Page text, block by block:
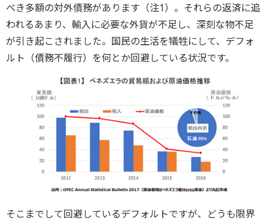
べき多額の対外債務があります（注1）。それらの返済に追
われるあまり、輸入に必要な外貨が不足し、深刻な物不足
が引き起こされました。国民の生活を犠牲にして、デフォ
ルト（債務不履行）を何とか回避している状況です。
そこまでして回避しているデフォルトですが、どうも限界